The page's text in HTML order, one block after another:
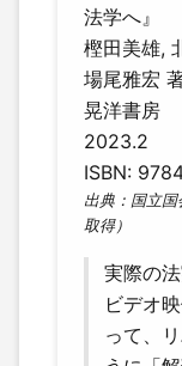
法学へ』
樫田美雄,
場尾雅宏
晃洋書房
2023.2
ISBN:
出典：国立
取得）
実際の
ビデオ
って、